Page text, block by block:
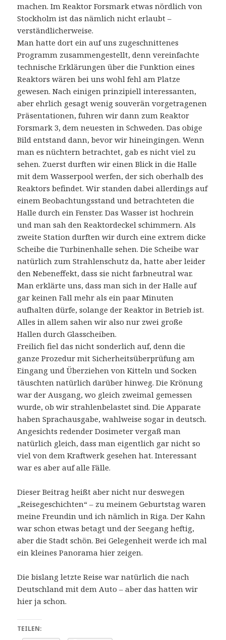
machen. Im Reaktor Forsmark etwas nördlich von
Stockholm ist das nämlich nicht erlaubt –
verständlicherweise.
Man hatte dort ein auf uns zugeschnittenes
Programm zusammengestellt, denn vereinfachte
technische Erklärungen über die Funktion eines
Reaktors wären bei uns wohl fehl am Platze
gewesen. Nach einigen prinzipiell interessanten,
aber ehrlich gesagt wenig souverän vorgetragenen
Präsentationen, fuhren wir dann zum Reaktor
Forsmark 3, dem neuesten in Schweden. Das obige
Bild entstand dann, bevor wir hineingingen. Wenn
man es nüchtern betrachtet, gab es nicht viel zu
sehen. Zuerst durften wir einen Blick in die Halle
mit dem Wasserpool werfen, der sich oberhalb des
Reaktors befindet. Wir standen dabei allerdings auf
einem Beobachtungsstand und betrachteten die
Halle durch ein Fenster. Das Wasser ist hochrein
und man sah den Reaktordeckel schimmern. Als
zweite Station durften wir durch eine extrem dicke
Scheibe die Turbinenhalle sehen. Die Scheibe war
natürlich zum Strahlenschutz da, hatte aber leider
den Nebeneffekt, dass sie nicht farbneutral war.
Man erklärte uns, dass man sich in der Halle auf
gar keinen Fall mehr als ein paar Minuten
aufhalten dürfe, solange der Reaktor in Betrieb ist.
Alles in allem sahen wir also nur zwei große
Hallen durch Glasscheiben.
Freilich fiel das nicht sonderlich auf, denn die
ganze Prozedur mit Sicherheitsüberprüfung am
Eingang und Überziehen von Kitteln und Socken
täuschten natürlich darüber hinweg. Die Krönung
war der Ausgang, wo gleich zweimal gemessen
wurde, ob wir strahlenbelastet sind. Die Apparate
haben Sprachausgabe, wahlweise sogar in deutsch.
Angesichts redender Dosimeter vergaß man
natürlich gleich, dass man eigentlich gar nicht so
viel von dem Kraftwerk gesehen hat. Interessant
war es aber auf alle Fälle.
Dieser Beitrag heißt aber nicht nur deswegen
„Reisegeschichten“ – zu meinem Geburtstag waren
meine Freundin und ich nämlich in Riga. Der Kahn
war schon etwas betagt und der Seegang heftig,
aber die Stadt schön. Bei Gelegenheit werde ich mal
ein kleines Panorama hier zeigen.
Die bislang letzte Reise war natürlich die nach
Deutschland mit dem Auto – aber das hatten wir
hier ja schon.
TEILEN: